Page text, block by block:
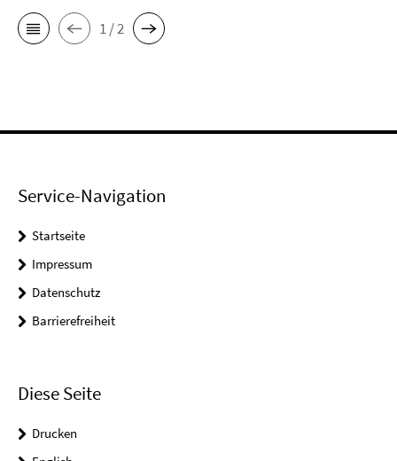
1 / 2
Service-Navigation
Startseite
Impressum
Datenschutz
Barrierefreiheit
Diese Seite
Drucken